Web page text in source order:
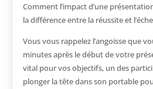
Comment l’impact d’une
la différence entre la réussite et
Vous vous rappelez l’angoisse que
minutes après le début de votre
vital pour vos objectifs, un des
plonger la tête dans son portable